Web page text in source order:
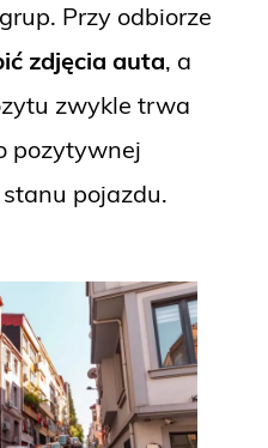
Przy odbiorze
zdjęcia auta, a
zwykle trwa
pozytywnej
pojazdu.